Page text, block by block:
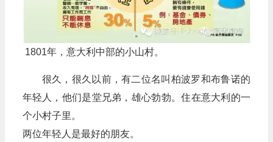
1801年，意大利中部的小山村。
很久，很久以前，有二位名叫柏波罗和布鲁诺的
年轻人，他们是堂兄弟，雄心勃勃。住在意大利的一
个小村子里。
两位年轻人是最好的朋友。